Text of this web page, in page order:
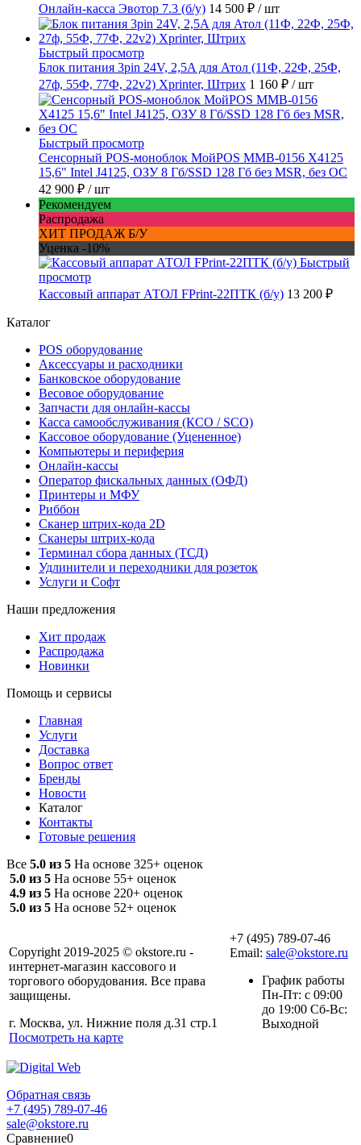
Онлайн-касса Эвотор 7.3 (б/у) 14 500 ₽ / шт
Быстрый просмотр
Блок питания 3pin 24V, 2,5A для Атол (11Ф, 22Ф, 25Ф,
27ф, 55Ф, 77Ф, 22v2) Xprinter, Штрих 1 160 ₽ / шт
Быстрый просмотр
Сенсорный POS-моноблок МойPOS MMB-0156 X4125
15,6" Intel J4125, ОЗУ 8 Гб/SSD 128 Гб без MSR, без ОС
42 900 ₽ / шт
Рекомендуем
Распродажа
ХИТ ПРОДАЖ Б/У
Уценка -10%
Быстрый
просмотр
Кассовый аппарат АТОЛ FPrint-22ПТК (б/у) 13 200 ₽
Каталог
POS оборудование
Аксессуары и расходники
Банковское оборудование
Весовое оборудование
Запчасти для онлайн-кассы
Касса самообслуживания (КСО / SCO)
Кассовое оборудование (Уцененное)
Компьютеры и периферия
Онлайн-кассы
Оператор фискальных данных (ОФД)
Принтеры и МФУ
Риббон
Сканер штрих-кода 2D
Сканеры штрих-кода
Терминал сбора данных (ТСД)
Удлинители и переходники для розеток
Услуги и Софт
Наши предложения
Хит продаж
Распродажа
Новинки
Помощь и сервисы
Главная
Услуги
Доставка
Вопрос ответ
Бренды
Новости
Каталог
Контакты
Готовые решения
Все 5.0 из 5 На основе 325+ оценок
5.0 из 5 На основе 55+ оценок
4.9 из 5 На основе 220+ оценок
5.0 из 5 На основе 52+ оценок
Copyright 2019-2025 © okstore.ru -
интернет-магазин кассового и
торгового оборудования. Все права
защищены.
г. Москва, ул. Нижние поля д.31 стр.1
Посмотреть на карте
+7 (495) 789-07-46
Email: sale@okstore.ru
График работы
Пн-Пт: с 09:00
до 19:00 Сб-Вс:
Выходной
Обратная связь
+7 (495) 789-07-46
sale@okstore.ru
Сравнение0